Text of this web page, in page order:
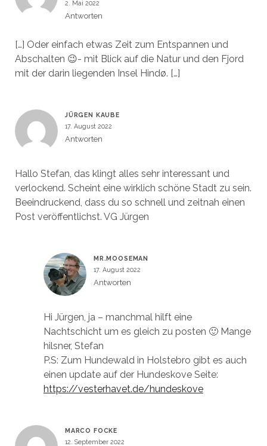
2. Mai 2022
Antworten
[…] Oder einfach etwas Zeit zum Entspannen und
Abschalten 😉- mit Blick auf die Natur und den Fjord
mit der darin liegenden Insel Hindø. […]
JÜRGEN KAUBE
17. August 2022
Antworten
Hallo Stefan, das klingt alles sehr interessant und
verlockend. Scheint eine wirklich schöne Stadt zu sein.
Beeindruckend, dass du so schnell und zeitnah einen
Post veröffentlichst. VG Jürgen
MR.MOOSEMAN
17. August 2022
Antworten
Hi Jürgen, ja – manchmal hilft eine
Nachtschicht um es gleich zu posten 🙂 Mange
hilsner, Stefan
P.S: Zum Hundewald in Holstebro gibt es auch
einen update auf der Hundeskove Seite:
https://vesterhavet.de/hundeskove
MARCO FOCKE
12. September 2022